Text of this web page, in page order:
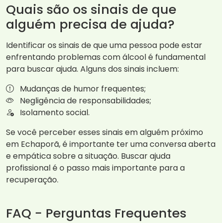
Quais são os sinais de que
alguém precisa de ajuda?
Identificar os sinais de que uma pessoa pode estar
enfrentando problemas com álcool é fundamental
para buscar ajuda. Alguns dos sinais incluem:
Mudanças de humor frequentes;
Negligência de responsabilidades;
Isolamento social.
Se você perceber esses sinais em alguém próximo
em Echaporã, é importante ter uma conversa aberta
e empática sobre a situação. Buscar ajuda
profissional é o passo mais importante para a
recuperação.
FAQ - Perguntas Frequentes